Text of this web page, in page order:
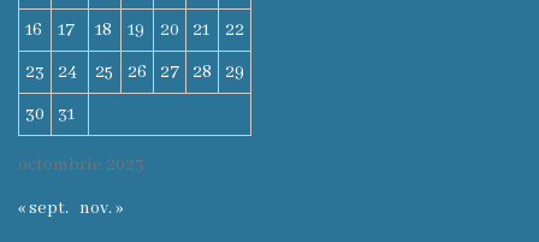
Regulamentul
Consiliului
Ședințele
Consiliului
octombrie 2023
16
17 18 19 20 21
22
23
24 25 26 27 28
29
30
31
« sept. nov. »